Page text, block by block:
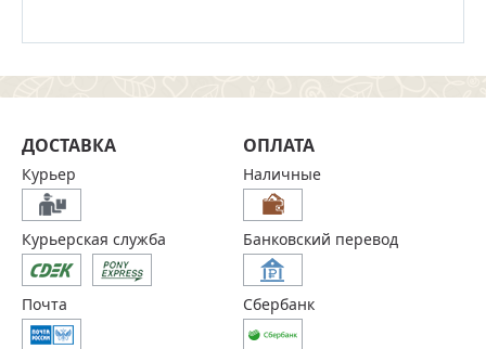
ДОСТАВКА
Курьер
Курьерская служба
Почта
ОПЛАТА
Наличные
Банковский перевод
Сбербанк